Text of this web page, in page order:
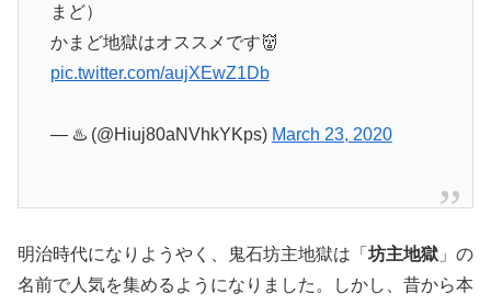
まど）
かまど地獄はオススメです👹
pic.twitter.com/aujXEwZ1Db
— ♨️ (@Hiuj80aNVhkYKps) March 23, 2020
明治時代になりようやく、鬼石坊主地獄は「 坊主地獄 」の
名前で人気を集めるようになりました。しかし、昔から本